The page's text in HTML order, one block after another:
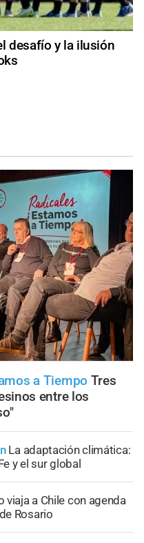
desafío y la ilusión
a Tiempo Tres
entre los
La adaptación climática:
y el sur global
viaja a Chile con agenda
Rosario